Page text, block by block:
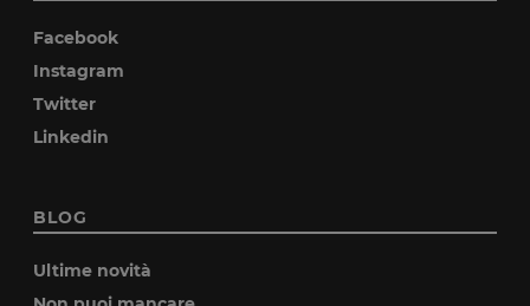
Facebook
Instagram
Twitter
Linkedin
BLOG
Ultime novità